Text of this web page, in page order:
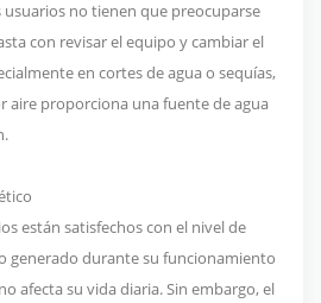
usuarios no tienen que preocuparse
con revisar el equipo y cambiar el
en cortes de agua o sequías,
aire proporciona una fuente de agua
están satisfechos con el nivel de
generado durante su funcionamiento
afecta su vida diaria. Sin embargo, el